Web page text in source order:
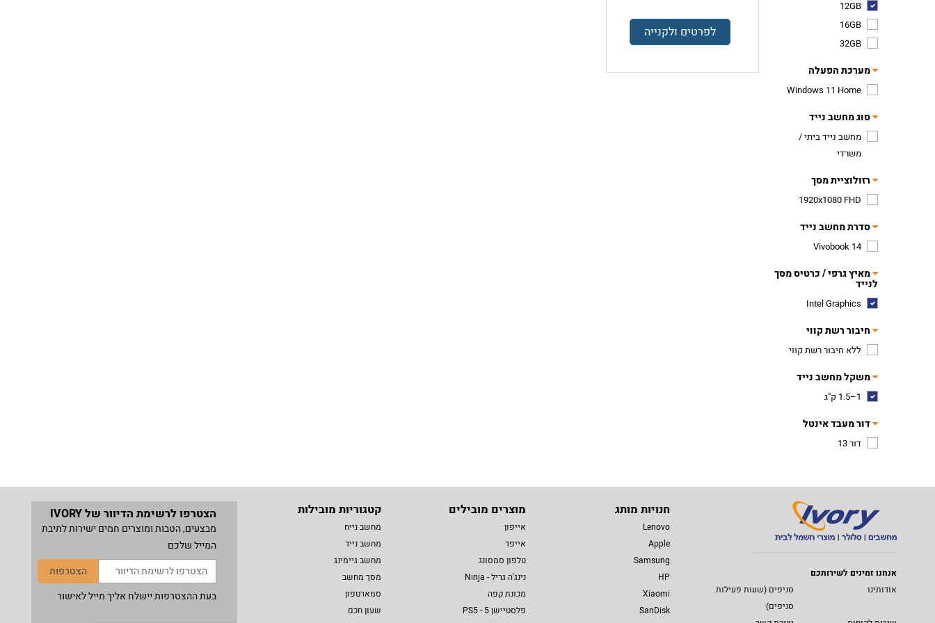
12GB
16GB
32GB
מערכת הפעלה
Windows 11 Home
סוג מחשב נייד
מחשב נייד ביתי /
משרדי
רזולוציית מסך
1920x1080 FHD
סדרת מחשב נייד
Vivobook 14
מאיץ גרפי / כרטיס מסך
לנייד
Intel Graphics
חיבור רשת קווי
ללא חיבור רשת קווי
משקל מחשב נייד
1–1.5 ק''ג
דור מעבד אינטל
דור 13
לפרטים ולקנייה
אנחנו זמינים לשירותכם
אודותינו
סניפים (שעות פעילות
סניפים)
חנויות מותג
Lenovo
Apple
Samsung
HP
Xiaomi
SanDisk
מוצרים מובילים
אייפון
אייפד
טלפון סמסונג
נינג'ה גריל - Ninja
מכונת קפה
פלסטיישן 5 - PS5
קטגוריות מובילות
מחשב נייח
מחשב נייד
מחשב גיימינג
מסך מחשב
סמארטפון
שעון חכם
הצטרפו לרשימת הדיוור של IVORY
מבצעים, הטבות ומוצרים חמים ישירות לתיבת
המייל שלכם
הצטרפות
בעת ההצטרפות יישלח אליך מייל לאישור